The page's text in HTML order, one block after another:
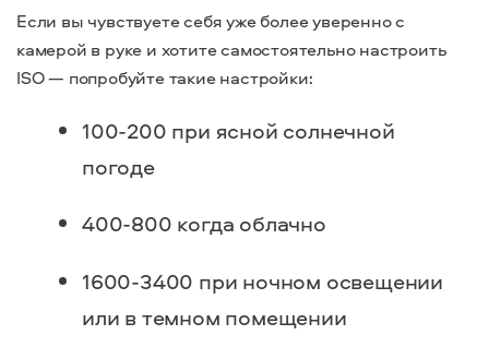
Если вы чувствуете себя уже более уверенно с
камерой в руке и хотите самостоятельно настроить
ISO — попробуйте такие настройки:
100-200 при ясной солнечной
погоде
400-800 когда облачно
1600-3400 при ночном освещении
или в темном помещении